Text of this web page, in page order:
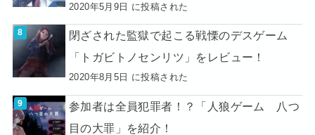
2020年5月9日 に投稿された
閉ざされた監獄で起こる戦慄のデスゲーム
「トガビトノセンリツ」をレビュー！
2020年8月5日 に投稿された
参加者は全員犯罪者！？「人狼ゲーム 八つ
目の大罪」を紹介！